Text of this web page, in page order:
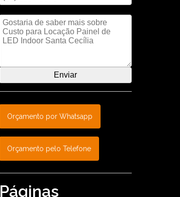
Orçamento por Whatsapp
Orçamento pelo Telefone
Páginas